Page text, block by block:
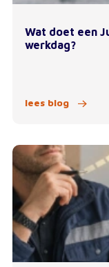
Wat doet een
werkdag?
lees blog